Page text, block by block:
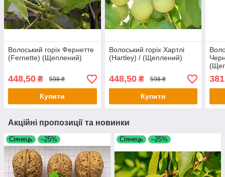
Волоський горіх Фернетте
(Fernette) (Щеплений)
448,50 ₴ 598 ₴
Купити
Волоський горіх Хартлі
(Hartley) / (Щеплений)
448,50₴ 598 ₴
Купити
381
Акційні пропозиції та новинки
Сіянець –25% Сіянець –25%